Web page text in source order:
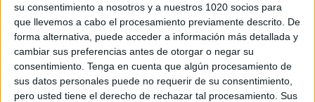
su consentimiento a nosotros y a nuestros 1020 socios para
que llevemos a cabo el procesamiento previamente descrito. De
forma alternativa, puede acceder a información más detallada y
cambiar sus preferencias antes de otorgar o negar su
consentimiento. Tenga en cuenta que algún procesamiento de
sus datos personales puede no requerir de su consentimiento,
pero usted tiene el derecho de rechazar tal procesamiento. Sus